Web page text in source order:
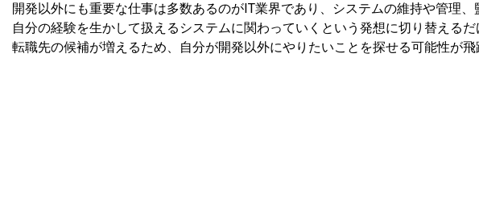
開発以外にも重要な仕事は多数あるのがIT業界であり、システムの維持や管理、
自分の経験を生かして扱えるシステムに関わっていくという発想に切り替える
転職先の候補が増えるため、自分が開発以外にやりたいことを探せる可能性が飛